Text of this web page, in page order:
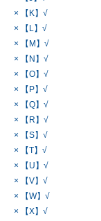
× 【K】√
× 【L】√
× 【M】√
× 【N】√
× 【O】√
× 【P】√
× 【Q】√
× 【R】√
× 【S】√
× 【T】√
× 【U】√
× 【V】√
× 【W】√
× 【X】√